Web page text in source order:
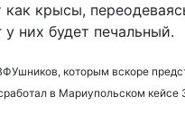
крысы,
них будет печальный.
которым вскоре
в Мариупольском